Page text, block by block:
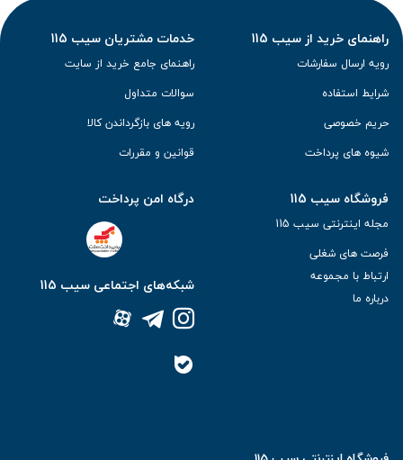
راهنمای خرید از سیب 115
رویه ارسال سفارشات
شرایط استفاده
حریم خصوصی
شیوه های پرداخت
خدمات مشتریان سیب 115
راهنمای جامع خرید از سایت
سوالات متداول
رویه های بازگرداندن کالا
قوانین و مقررات
فروشگاه سیب 115
مجله اینترنتی سیب 115
فرصت های شغلی
ارتباط با مجموعه
درباره ما
درگاه امن پرداخت
شبکه‌های اجتماعی سیب 115